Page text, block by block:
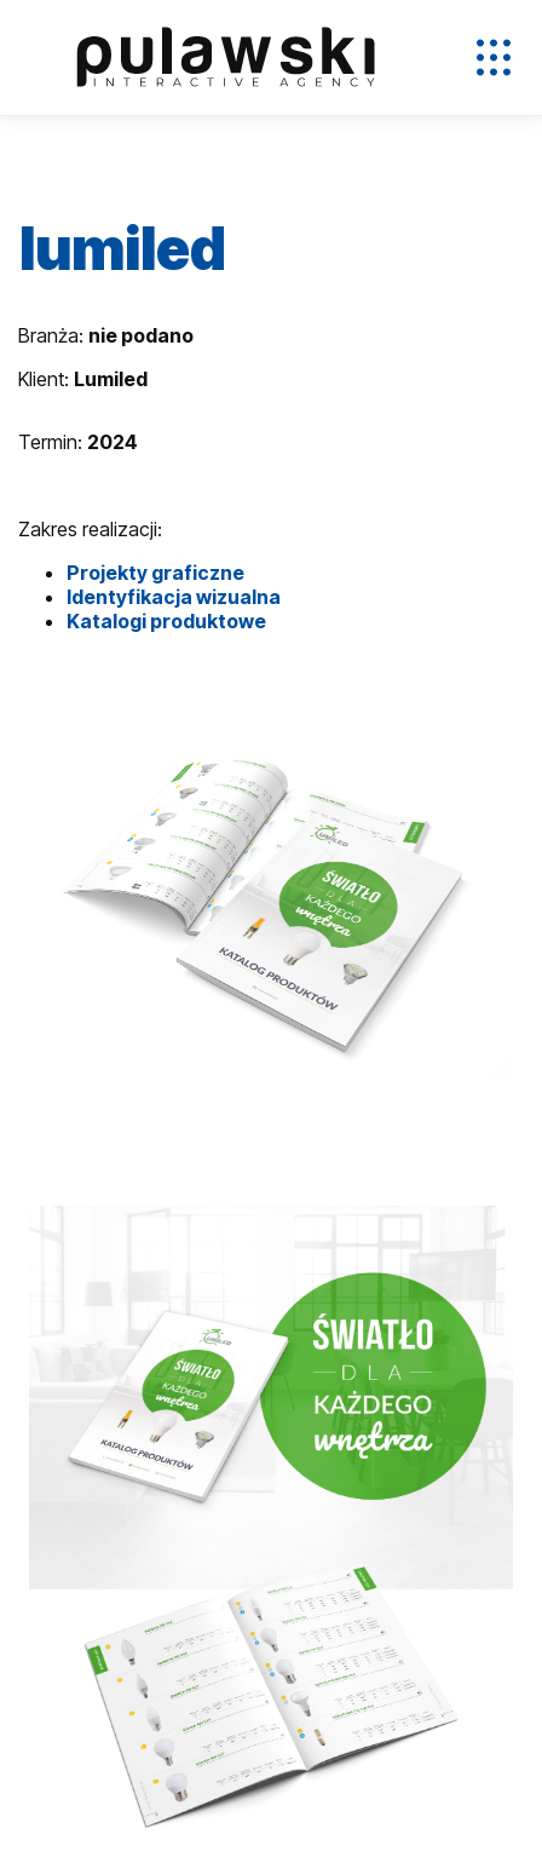
lumiled
Branża: nie podano
Klient: Lumiled
Termin: 2024
Zakres realizacji:
Projekty graficzne
Identyfikacja wizualna
Katalogi produktowe